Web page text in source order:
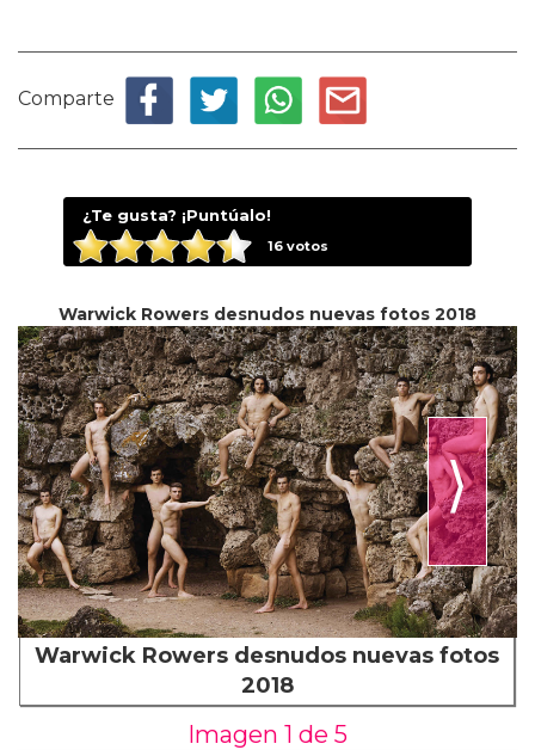
Comparte
¿Te gusta? ¡Puntúalo!
16votos
Warwick Rowers desnudos nuevas fotos 2018
⟩
Warwick Rowers desnudos nuevas fotos
2018
Imagen 1 de 5